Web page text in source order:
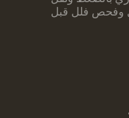
وفحص فلل قبل